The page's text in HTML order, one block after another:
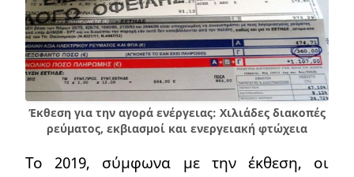
Έκθεση για την αγορά ενέργειας: Χιλιάδες διακοπές
ρεύματος, εκβιασμοί και ενεργειακή φτώχεια
Το 2019, σύμφωνα με την έκθεση, οι